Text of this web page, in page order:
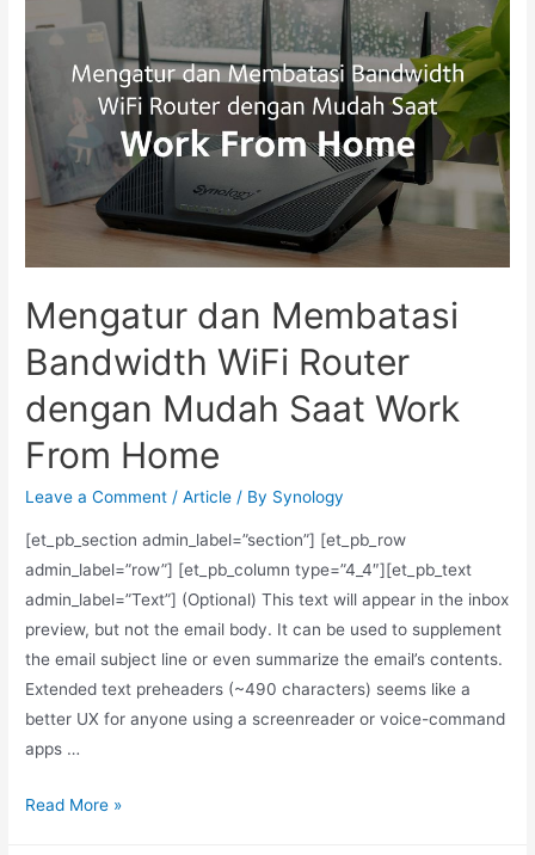
Mengatur dan Membatasi
Bandwidth WiFi Router
dengan Mudah Saat Work
From Home
Leave a Comment /Article / By Synology
[et_pb_section admin_label=”section”] [et_pb_row
admin_label=”row”] [et_pb_column type=”4_4″][et_pb_text
admin_label=”Text”] (Optional) This text will appear in the inbox
preview, but not the email body. It can be used to supplement
the email subject line or even summarize the email’s contents.
Extended text preheaders (~490 characters) seems like a
better UX for anyone using a screenreader or voice-command
apps …
Read More »